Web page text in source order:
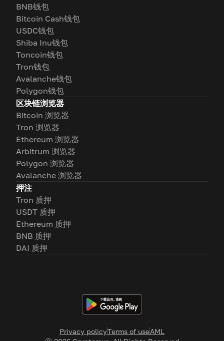
Privacy policyTerms of useAML
BNB钱包
Bitcoin Cash钱包
USDC钱包
Shiba Inu钱包
Toncoin钱包
Tron钱包
Avalanche钱包
Polygon钱包
区块链浏览器
Bitcoin 浏览器
Tron 浏览器
Ethereum 浏览器
Arbitrum 浏览器
Polygon 浏览器
Avalanche 浏览器
押注
Tron 质押
USDT 质押
Ethereum 质押
BNB 质押
DAI 质押